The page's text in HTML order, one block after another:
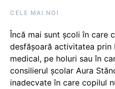
CELE MAI NOI
Încă mai sunt școli în care
desfășoară activitatea
medical, pe holuri sau în
consilierul școlar Aura
inadecvate în care copilul